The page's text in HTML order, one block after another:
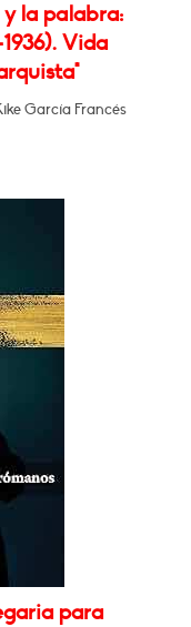
la palabra:
Vida
García Francés
para